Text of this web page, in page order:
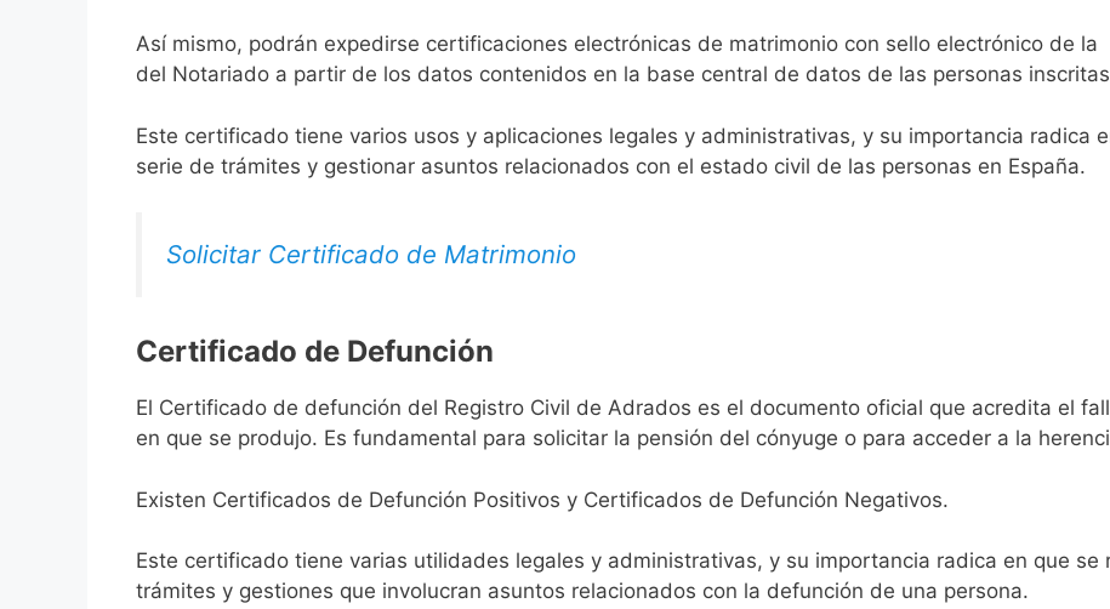
Así mismo, podrán expedirse certificaciones electrónicas de matrimonio con sello electrónico de la
del Notariado a partir de los datos contenidos en la base central de datos de las personas
Este certificado tiene varios usos y aplicaciones legales y administrativas, y su importancia radica
serie de trámites y gestionar asuntos relacionados con el estado civil de las personas en España.
Solicitar Certificado de Matrimonio
Certificado de Defunción
El Certificado de defunción del Registro Civil de Adrados es el documento oficial que acredita el
en que se produjo. Es fundamental para solicitar la pensión del cónyuge o para acceder a la
Existen Certificados de Defunción Positivos y Certificados de Defunción Negativos.
Este certificado tiene varias utilidades legales y administrativas, y su importancia radica en que se
trámites y gestiones que involucran asuntos relacionados con la defunción de una persona.